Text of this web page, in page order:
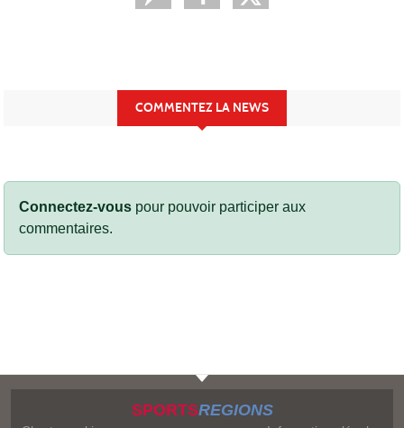
COMMENTEZ LA NEWS
Connectez-vous pour pouvoir participer aux
commentaires.
SPORTSREGIONS